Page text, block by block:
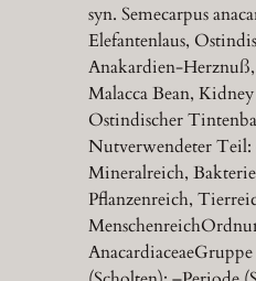
syn. Semecarpus
Elefantenlaus,
Anakardien-
Malacca Bean,
Ostindischer
Nutverwendeter
Mineralreich,
Pflanzenreich,